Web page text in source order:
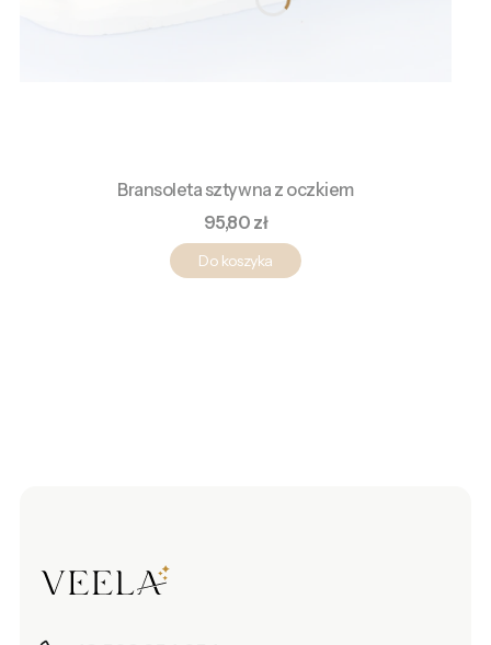
Bransoleta sztywna z oczkiem
Cena
95,80 zł
Do koszyka